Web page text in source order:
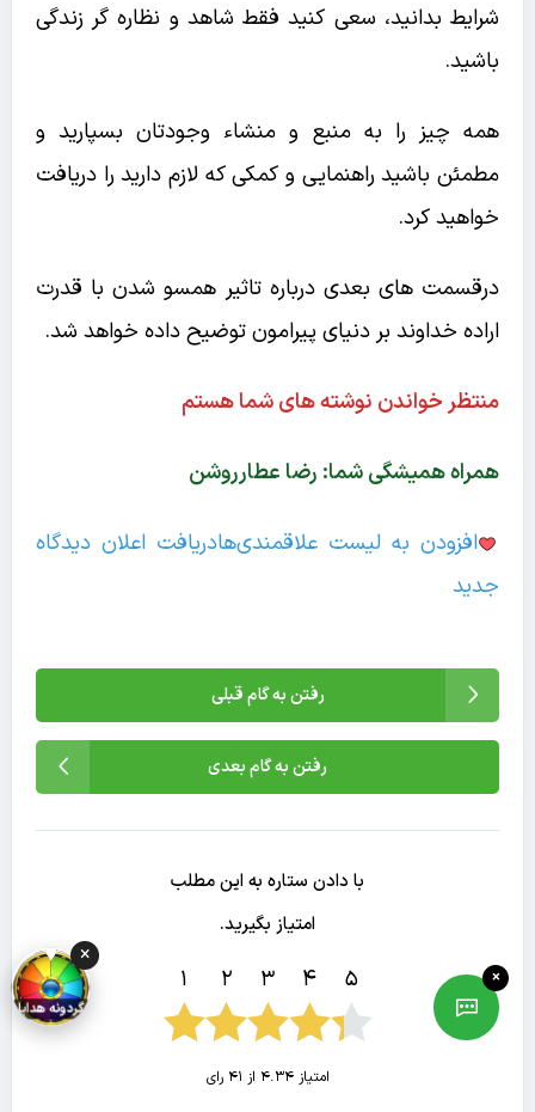
شرایط بدانید، سعی کنید فقط شاهد و نظاره گر زندگی
باشید.
همه چیز را به منبع و منشاء وجودتان بسپارید و
مطمئن باشید راهنمایی و کمکی که لازم دارید را دریافت
خواهید کرد.
درقسمت های بعدی درباره تاثیر همسو شدن با قدرت
اراده خداوند بر دنیای پیرامون توضیح داده خواهد شد.
منتظر خواندن نوشته های شما هستم
همراه همیشگی شما: رضا عطارروشن
افزودن به لیست علاقمندی‌هادریافت اعلان دیدگاه‌
جدید
رفتن به گام قبلی
رفتن به گام بعدی
با دادن ستاره به این مطلب
امتیاز بگیرید.
1 2 3 4 5
امتیاز 4.34 از 41 رای
×
×
گردونه هدایا